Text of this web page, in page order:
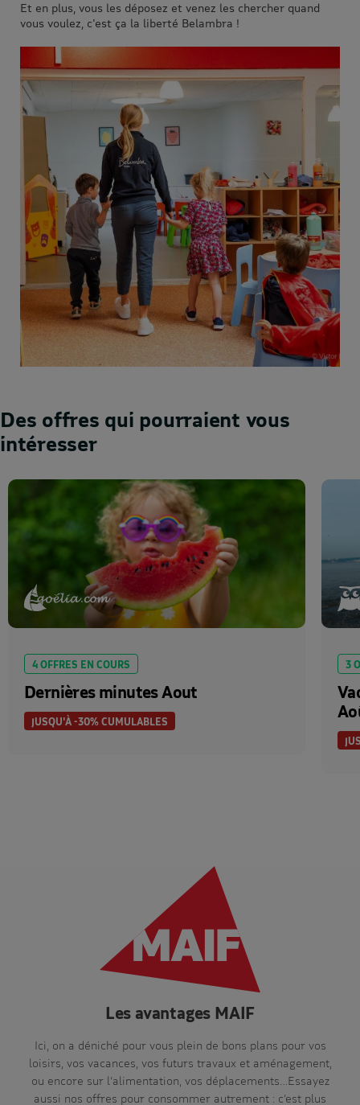
Et en plus, vous les déposez et venez les chercher quand
vous voulez, c'est ça la liberté Belambra !
Des offres qui pourraient vous
intéresser
4 OFFRES EN COURS
Dernières minutes Aout
JUSQU'À -30% CUMULABLES
3
Les avantages MAIF
Ici, on a déniché pour vous plein de bons plans pour vos
loisirs, vos vacances, vos futurs travaux et aménagement,
ou encore sur l’alimentation, vos déplacements…Essayez
aussi nos offres pour consommer autrement : c’est plus